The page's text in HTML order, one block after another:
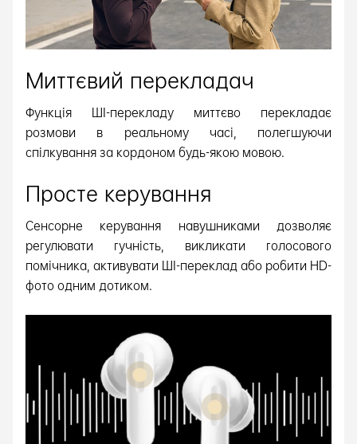
Миттєвий перекладач
Функція ШІ-перекладу миттєво перекладає
розмови в реальному часі, полегшуючи
спілкування за кордоном будь-якою мовою.
Просте керування
Сенсорне керування навушниками дозволяє
регулювати гучність, викликати голосового
помічника, активувати ШІ-переклад або робити HD-
фото одним дотиком.